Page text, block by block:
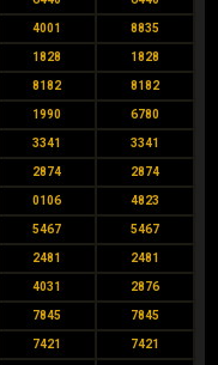
4001 8835
1828 1828
8182 8182
1990 6780
3341 3341
2874 2874
0106 4823
5467 5467
2481 2481
4031 2876
7845 7845
7421 7421